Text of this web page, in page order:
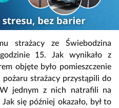
strażacy ze Świebodzina
15. Jak wynikało z
objęte było pomieszczenie
strażacy przystąpili do
W jednym z nich natrafili na
się później okazało, był to